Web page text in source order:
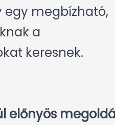
megbízható,
a
keresnek.
előnyös